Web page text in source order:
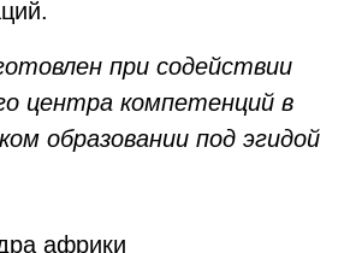
при содействии
центра компетенций в
образовании под эгидой